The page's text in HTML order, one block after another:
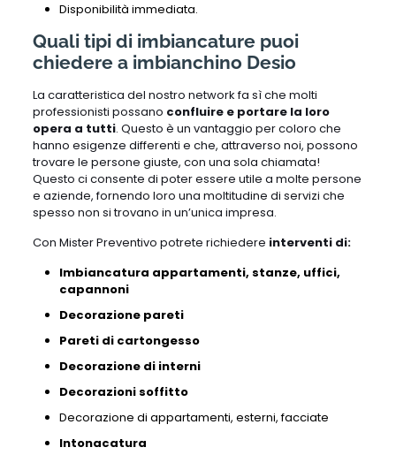
Disponibilità immediata.
Quali tipi di imbiancature puoi
chiedere a imbianchino Desio
La caratteristica del nostro network fa sì che molti
professionisti possano confluire e portare la loro
opera a tutti. Questo è un vantaggio per coloro che
hanno esigenze differenti e che, attraverso noi, possono
trovare le persone giuste, con una sola chiamata!
Questo ci consente di poter essere utile a molte persone
e aziende, fornendo loro una moltitudine di servizi che
spesso non si trovano in un’unica impresa.
Con Mister Preventivo potrete richiedere interventi di:
Imbiancatura appartamenti, stanze, uffici,
capannoni
Decorazione pareti
Pareti di cartongesso
Decorazione di interni
Decorazioni soffitto
Decorazione di appartamenti, esterni,facciate
Intonacatura